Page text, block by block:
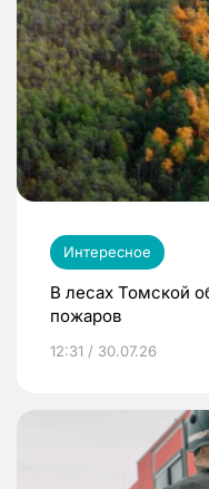
Интересное
В лесах Томской
пожаров
12:31 / 30.07.26